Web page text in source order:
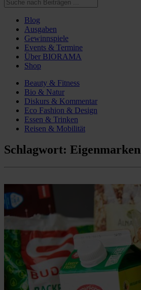
Blog
Ausgaben
Gewinnspiele
Events & Termine
Über BIORAMA
Shop
Beauty & Fitness
Bio & Natur
Diskurs & Kommentar
Eco Fashion & Design
Essen & Trinken
Reisen & Mobilität
Schlagwort: Eigenmarken